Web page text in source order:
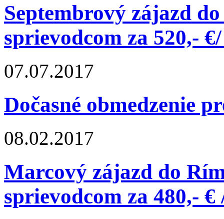
Septembrový zájazd
sprievodcom za 520,-
07.07.2017
Dočasné obmedzenie
08.02.2017
Marcový zájazd do
sprievodcom za 480,- €